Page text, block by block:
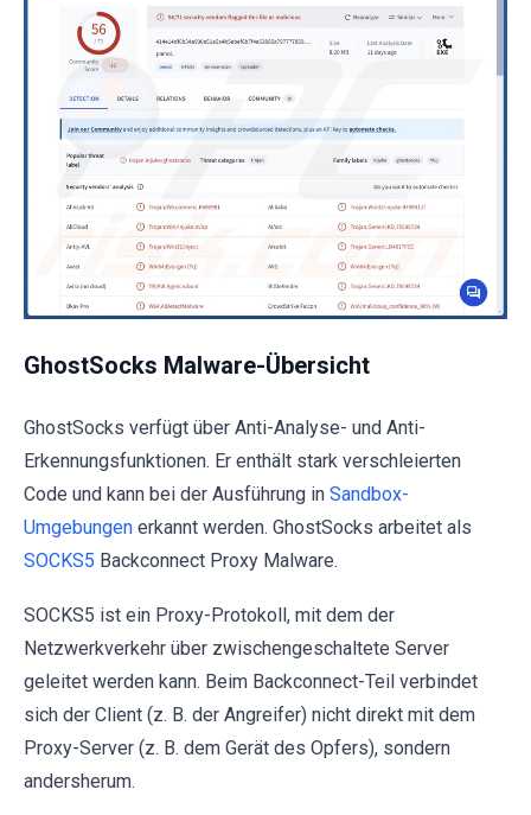
GhostSocks Malware-Übersicht
GhostSocks verfügt über Anti-Analyse- und Anti-
Erkennungsfunktionen. Er enthält stark verschleierten
Code und kann bei der Ausführung in Sandbox-
Umgebungen erkannt werden. GhostSocks arbeitet als
SOCKS5 Backconnect Proxy Malware.
SOCKS5 ist ein Proxy-Protokoll, mit dem der
Netzwerkverkehr über zwischengeschaltete Server
geleitet werden kann. Beim Backconnect-Teil verbindet
sich der Client (z. B. der Angreifer) nicht direkt mit dem
Proxy-Server (z. B. dem Gerät des Opfers), sondern
andersherum.